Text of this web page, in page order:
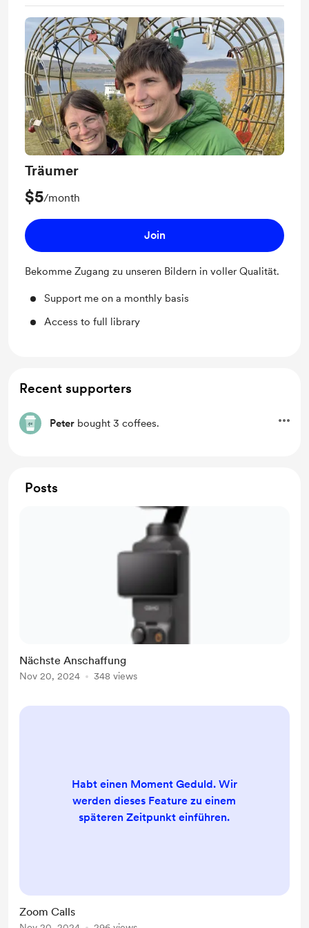
Träumer
$5/month
Join
Bekomme Zugang zu unseren Bildern in voller Qualität.
Support me on a monthly basis
Access to full library
Recent supporters
Peter bought 3 coffees.
Posts
Nächste Anschaffung
Nov 20, 2024 348 views
Habt einen Moment Geduld. Wir
werden dieses Feature zu einem
späteren Zeitpunkt einführen.
Zoom Calls